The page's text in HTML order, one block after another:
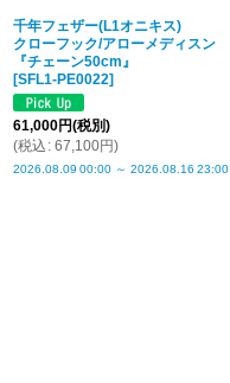
千年フェザー(L1オニキス)
クローフック/アローメディスン
『チェーン50cm』
[SFL1-PE0022]
61,000円(税別)
(税込 : 67,100円)
2026.08.09 00:00 ～ 2026.08.16 23:00